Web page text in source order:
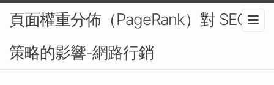
頁面權重分佈（PageRank）對 SEO
策略的影響-網路行銷